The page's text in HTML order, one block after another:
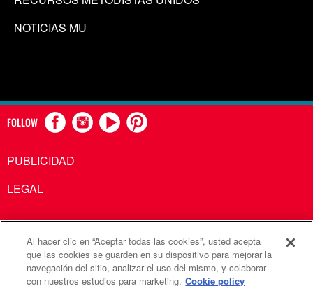
NOTICIAS MU
FOLLOW
PUBLICIDAD
LEGAL
Comunicaciones Metodistas Unidas es una agencia de la
Iglesia Metodista Unida
Al hacer clic en “Aceptar todas las cookies”, usted acepta
que las cookies se guarden en su dispositivo para mejorar la
navegación del sitio, analizar el uso del mismo, y colaborar
con nuestros estudios para marketing. Cookie policy